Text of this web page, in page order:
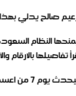
صالح يدلي
النظام
بالارقام
القادم ؟! تفاصيل